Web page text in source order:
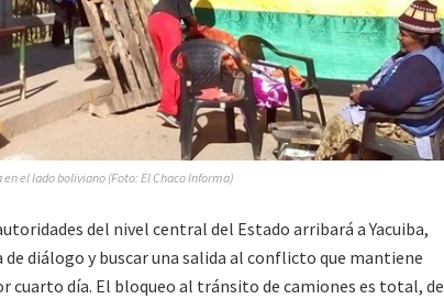
el lado boliviano (Foto: El Chaco Informa)
del nivel central del Estado arribará a Yacuiba,
diálogo y buscar una salida al conflicto que mantiene
día. El bloqueo al tránsito de camiones es total, de